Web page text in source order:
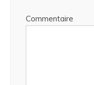
Commentaire